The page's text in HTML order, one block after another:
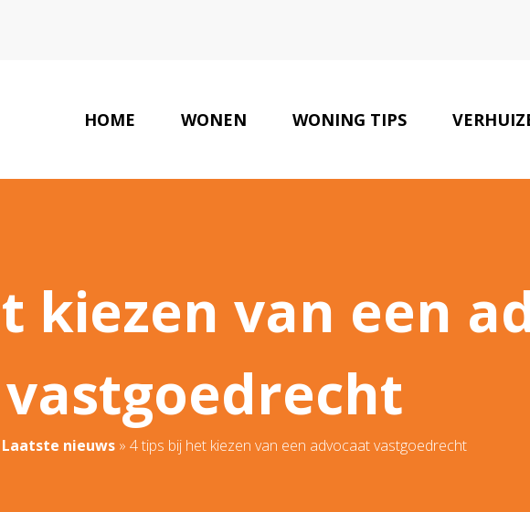
HOME WONEN WONING TIPS
kiezen van een
vastgoedrecht
Laatste nieuws» 4 tips bij het kiezen van een advocaat vastgoedrecht